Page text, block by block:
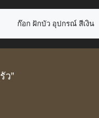
ก๊อก ฝักบัว อุปกรณ์ สีเงิน
ว”